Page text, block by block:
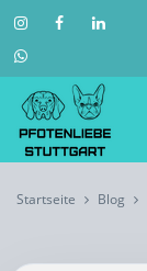
Startseite Blog